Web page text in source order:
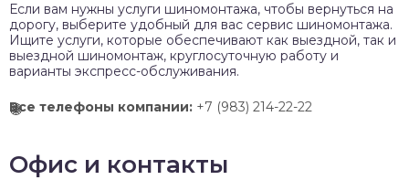
Если вам нужны услуги шиномонтажа, чтобы вернуться на
дорогу, выберите удобный для вас сервис шиномонтажа.
Ищите услуги, которые обеспечивают как выездной, так и
выездной шиномонтаж, круглосуточную работу и
варианты экспресс-обслуживания.
Все телефоны компании: +7 (983) 214-22-22
Офис и контакты